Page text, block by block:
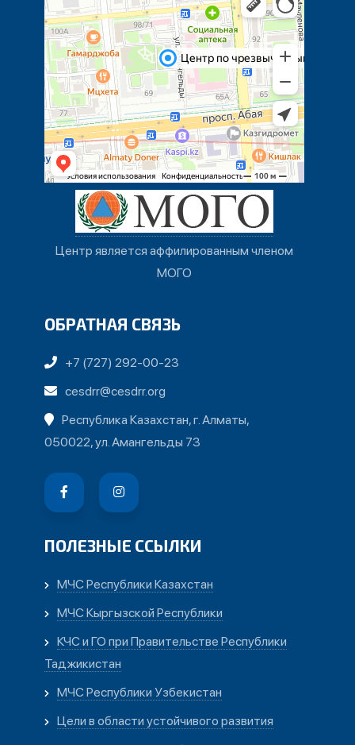
Центр является аффилированным членом
МОГО
ОБРАТНАЯ СВЯЗЬ
+7 (727) 292-00-23
cesdrr@cesdrr.org
Республика Казахстан, г. Алматы,
050022, ул. Амангельды 73
ПОЛЕЗНЫЕ ССЫЛКИ
МЧС Республики Казахстан
МЧС Кыргызской Республики
КЧС и ГО при Правительстве Республики
Таджикистан
МЧС Республики Узбекистан
Цели в области устойчивого развития